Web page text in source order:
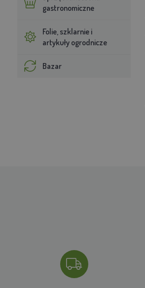
gastronomiczne
Folie, szklarnie i
artykuły ogrodnicze
Bazar